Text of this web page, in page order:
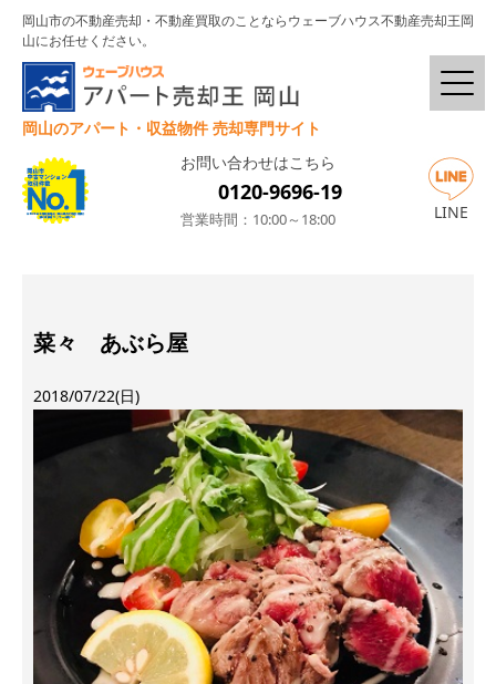
岡山市の不動産売却・不動産買取のことならウェーブハウス不動産売却王岡
山にお任せください。
岡山のアパート・収益物件 売却専門サイト
お問い合わせはこちら
0120-9696-19
営業時間：10:00～18:00 LINE
菜々 あぶら屋
2018/07/22(日)